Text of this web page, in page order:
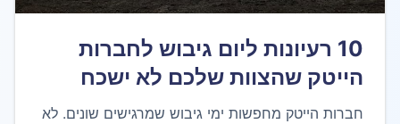
10 רעיונות ליום גיבוש לחברות
הייטק שהצוות שלכם לא ישכח
חברות הייטק מחפשות ימי גיבוש שמרגישים שונים. לא